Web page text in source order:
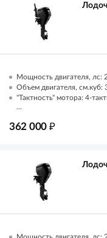
Мощность двигателя, лс:
Объем двигателя, см.куб:
"Тактность" мотора: 4-
...
362 000 ₽
Мощность двигателя, лс: